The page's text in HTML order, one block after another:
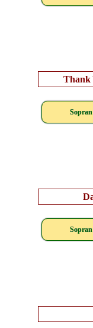
Thank
Sopran
Sopran